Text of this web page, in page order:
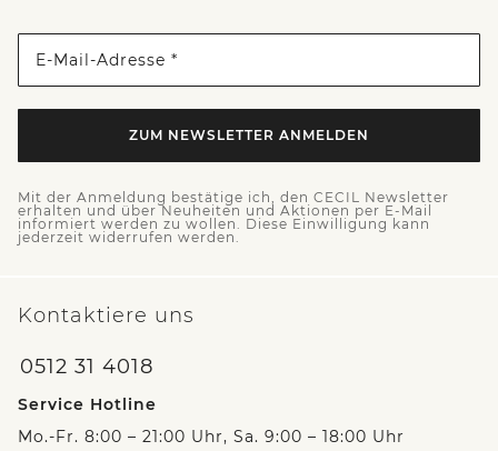
E-Mail-Adresse *
ZUM NEWSLETTER ANMELDEN
Mit der Anmeldung bestätige ich, den CECIL Newsletter
erhalten und über Neuheiten und Aktionen per E-Mail
informiert werden zu wollen. Diese Einwilligung kann
jederzeit widerrufen werden.
Kontaktiere uns
0512 31 4018
Service Hotline
Mo.-Fr. 8:00 – 21:00 Uhr, Sa. 9:00 – 18:00 Uhr